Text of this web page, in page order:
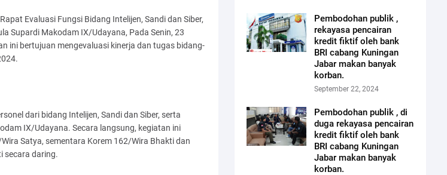
Evaluasi Fungsi Bidang Intelijen, Sandi dan Siber,
Supardi Makodam IX/Udayana, Pada Senin, 23
ini bertujuan mengevaluasi kinerja dan tugas bidang-
dari bidang Intelijen, Sandi dan Siber, serta
IX/Udayana. Secara langsung, kegiatan ini
Satya, sementara Korem 162/Wira Bhakti dan
secara daring.
Pembodohan publik ,
rekayasa pencairan
kredit fiktif oleh bank
BRI cabang Kuningan
Jabar makan banyak
korban.
September 22, 2024
Pembodohan publik , di
duga rekayasa pencairan
kredit fiktif oleh bank
BRI cabang Kuningan
Jabar makan banyak
korban.